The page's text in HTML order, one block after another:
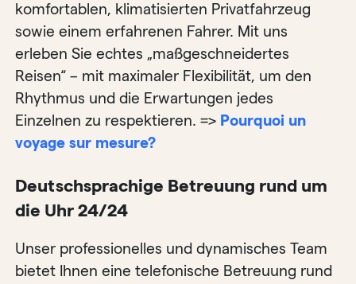
komfortablen, klimatisierten Privatfahrzeug
sowie einem erfahrenen Fahrer. Mit uns
erleben Sie echtes „maßgeschneidertes
Reisen“ – mit maximaler Flexibilität, um den
Rhythmus und die Erwartungen jedes
Einzelnen zu respektieren. => Pourquoi un
voyage sur mesure?
Deutschsprachige Betreuung rund um
die Uhr 24/24
Unser professionelles und dynamisches Team
bietet Ihnen eine telefonische Betreuung rund